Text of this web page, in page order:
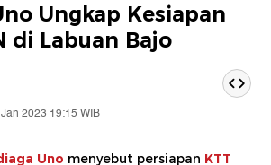
ini
Ungkap Kesiapan
di Labuan Bajo
2023 19:15 WIB
Uno menyebut persiapan KTT